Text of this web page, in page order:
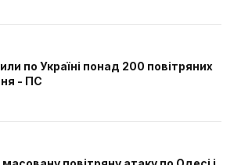
по Україні понад 200 повітряних
- ПС